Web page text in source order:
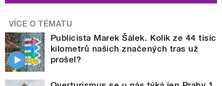
VÍCE O TÉMATU
Publicista Marek Šálek. Kolik ze 44 tisíc
kilometrů našich značených tras už
prošel?